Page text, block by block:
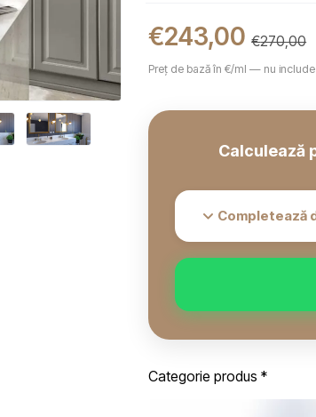
€270,00
€243,00
Preț de bază în €/ml — nu include
Calculează
Completează
Categorie produs *